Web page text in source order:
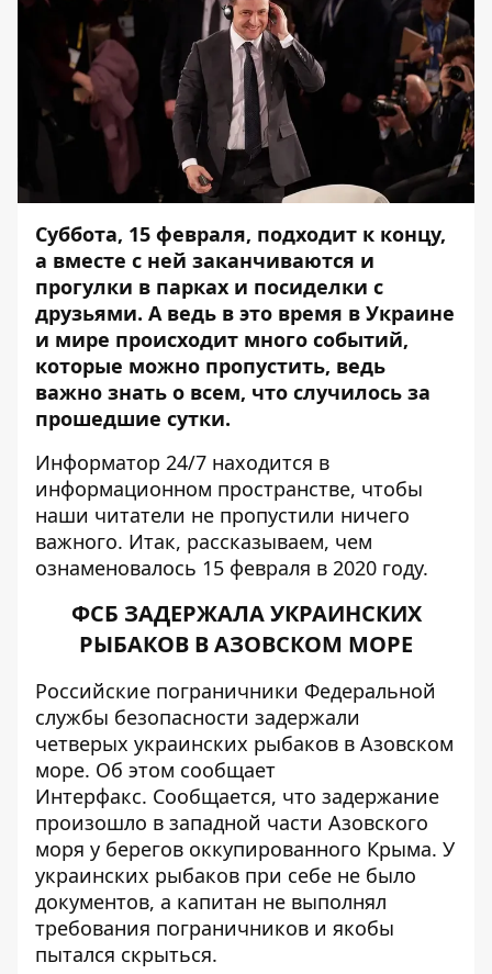
Суббота, 15 февраля, подходит к концу,
а вместе с ней заканчиваются и
прогулки в парках и посиделки с
друзьями. А ведь в это время в Украине
и мире происходит много событий,
которые можно пропустить, ведь
важно знать о всем, что случилось за
прошедшие сутки.
Информатор 24/7 находится в
информационном пространстве, чтобы
наши читатели не пропустили ничего
важного. Итак, рассказываем, чем
ознаменовалось 15 февраля в 2020 году.
ФСБ ЗАДЕРЖАЛА УКРАИНСКИХ
РЫБАКОВ В АЗОВСКОМ МОРЕ
Российские пограничники Федеральной
службы безопасности задержали
четверых украинских рыбаков в Азовском
море. Об этом сообщает
Интерфакс. Сообщается, что задержание
произошло в западной части Азовского
моря у берегов оккупированного Крыма. У
украинских рыбаков при себе не было
документов, а капитан не выполнял
требования пограничников и якобы
пытался скрыться.